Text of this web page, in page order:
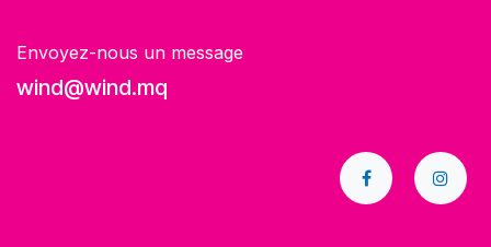
Envoyez-nous un message
wind@wind.mq